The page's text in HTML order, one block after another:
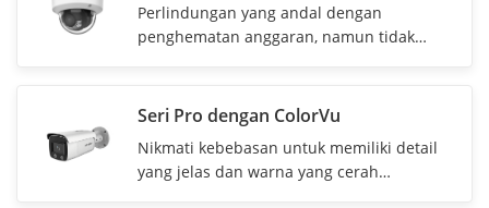
Perlindungan yang andal dengan
penghematan anggaran, namun tidak
Seri Pro dengan ColorVu
Nikmati kebebasan untuk memiliki detail
yang jelas dan warna yang cerah